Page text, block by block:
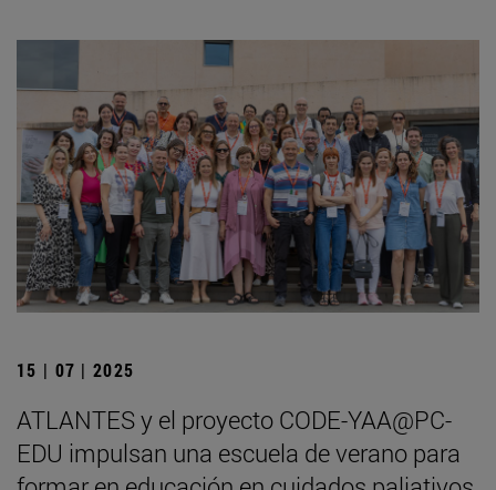
15 | 07 | 2025
ATLANTES y el proyecto CODE-YAA@PC-
EDU impulsan una escuela de verano para